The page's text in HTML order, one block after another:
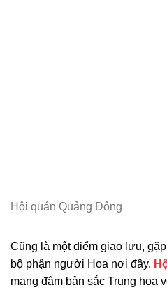
Hội quán Quảng Đông
Cũng là một điểm giao lưu,
bộ phận người Hoa nơi đây.
mang đậm bản sắc Trung hoa